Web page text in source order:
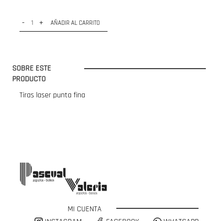
- + AÑADIR AL CARRITO
SOBRE ESTE
PRODUCTO
Tiras laser punta fina
MI CUENTA